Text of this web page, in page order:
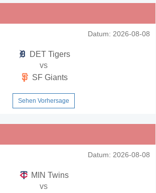
Datum: 2026-08-08
DET Tigers
vs
SF Giants
Sehen Vorhersage
Datum: 2026-08-08
MIN Twins
vs